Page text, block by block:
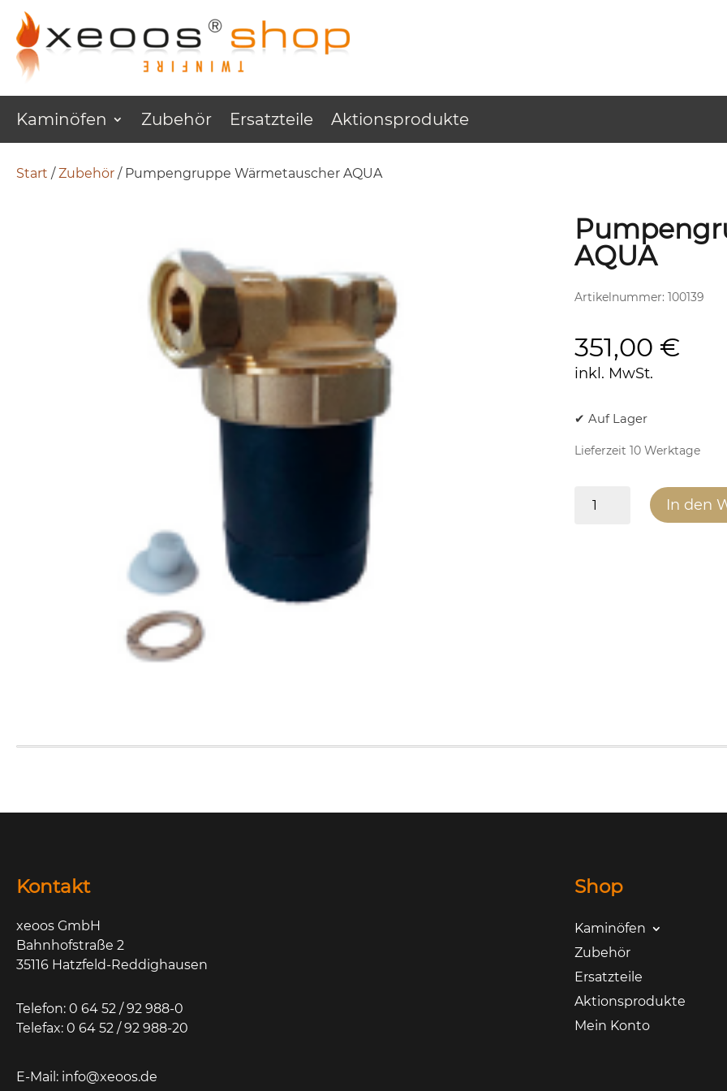
Kaminöfen Zubehör Ersatzteile Aktionsprodukte
Start /Zubehör / Pumpengruppe Wärmetauscher AQUA
AQUA
Artikelnummer: 100139
351,00 €
inkl. MwSt.
✔ Auf Lager
Lieferzeit 10 Werktage
Pumpengruppe
Wärmetauscher
In den
Kontakt
xeoos GmbH
Bahnhofstraße 2
35116 Hatzfeld-Reddighausen
Telefon: 0 64 52 / 92 988-0
Telefax: 0 64 52 / 92 988-20
E-Mail: info@xeoos.de
Shop
Kaminöfen
Zubehör
Ersatzteile
Aktionsprodukte
Mein Konto